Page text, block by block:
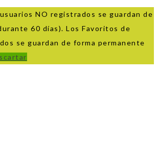
NO registrados se guardan de
60 días). Los Favoritos de
se guardan de forma permanente